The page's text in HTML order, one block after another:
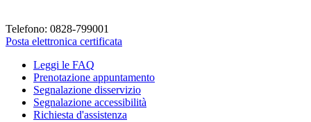
Telefono: 0828-799001
Posta elettronica certificata
Leggi le FAQ
Prenotazione appuntamento
Segnalazione disservizio
Segnalazione accessibilità
Richiesta d'assistenza